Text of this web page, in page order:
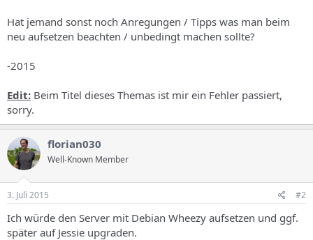
Hat jemand sonst noch Anregungen / Tipps was man beim
neu aufsetzen beachten / unbedingt machen sollte?
-2015
Edit: Beim Titel dieses Themas ist mir ein Fehler passiert,
sorry.
florian030
Well-Known Member
3. Juli 2015 #2
Ich würde den Server mit Debian Wheezy aufsetzen und ggf.
später auf Jessie upgraden.